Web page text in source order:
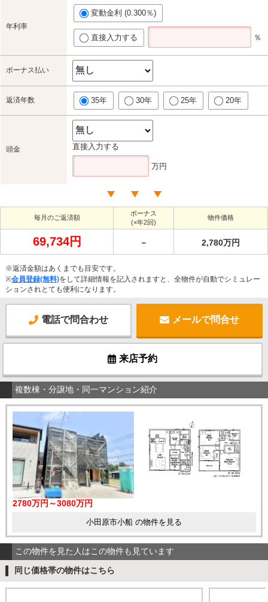
年利率
変動金利 (0.300％)
直接入力する ％
ボーナス払い
返済年数 35年 30年 25年 20年
頭金 直接入力する
万円
毎月のご返済額
ボーナス
(×年2回)
物件価格
69,734円 － 2,780万円
※返済金額はあくまでも目安です。
※会員登録(無料)をして詳細情報を記入されますと、全物件が自動でシミュレー
ションされとても便利になります。
電話で問合わせ メールで問合せ
来店予約
複数棟・分譲地・同一マンション紹介
2780万円～3080万円
小田原市小船 の物件を見る
この物件を見た人はこの物件も見ています
同じ価格帯の物件はこちら